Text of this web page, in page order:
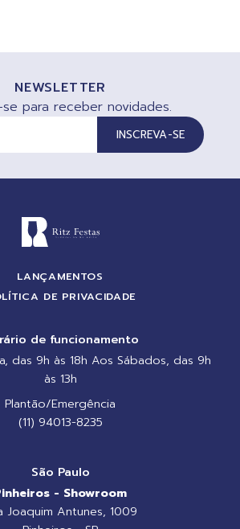
NEWSLETTER
se para receber novidades.
INSCREVA-SE
LANÇAMENTOS
DE PRIVACIDADE
de funcionamento
das 9h às 18h Aos Sábados, das 9h
às 13h
Plantão/Emergência
(11) 94013-8235
São Paulo
- Showroom
Joaquim Antunes, 1009